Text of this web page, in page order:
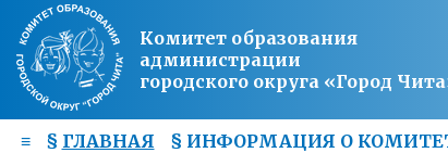
Комитет образования
администрации
городского округа «Город
≡ § ГЛАВНАЯ § ИНФОРМАЦИЯ О